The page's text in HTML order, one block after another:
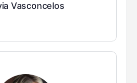
Vasconcelos